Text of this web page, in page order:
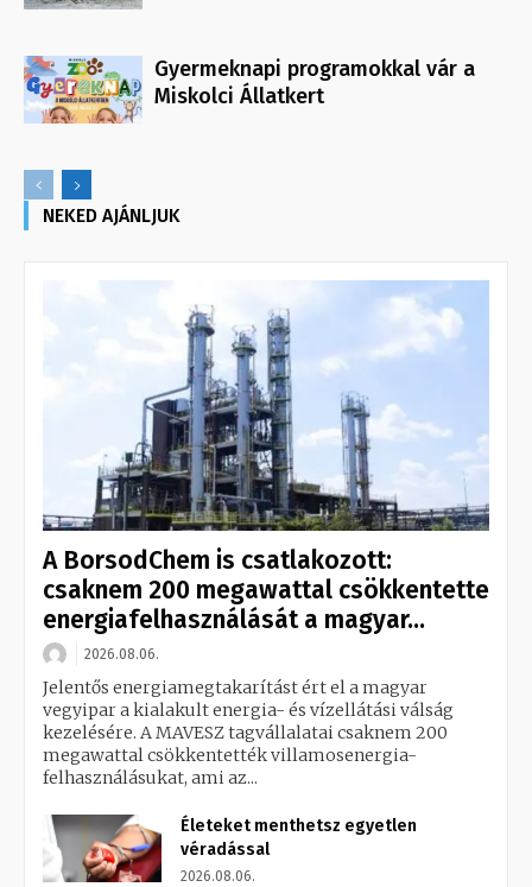
Gyermeknapi programokkal vár a
Miskolci Állatkert
NEKED AJÁNLJUK
A BorsodChem is csatlakozott:
csaknem 200 megawattal csökkentette
energiafelhasználását a magyar...
2026.08.06.
Jelentős energiamegtakarítást ért el a magyar
vegyipar a kialakult energia- és vízellátási válság
kezelésére. A MAVESZ tagvállalatai csaknem 200
megawattal csökkentették villamosenergia-
felhasználásukat, ami az...
Életeket menthetsz egyetlen
véradással
2026.08.06.